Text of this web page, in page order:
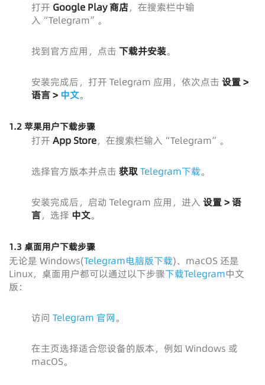
打开 Google Play 商店，在搜索栏中输
入“Telegram”。
找到官方应用，点击 下载并安装。
安装完成后，打开 Telegram 应用，依次点击 设置 >
语言 > 中文。
1.2 苹果用户下载步骤
打开 App Store，在搜索栏输入“Telegram”。
选择官方版本并点击 获取 Telegram下载。
安装完成后，启动 Telegram 应用，进入 设置 > 语
言，选择 中文。
1.3 桌面用户下载步骤
无论是 Windows(Telegram电脑版下载)、macOS 还是
Linux，桌面用户都可以通过以下步骤下载Telegram中文
版：
访问 Telegram 官网。
在主页选择适合您设备的版本，例如 Windows 或
macOS。